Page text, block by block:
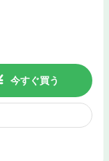
今すぐ買う